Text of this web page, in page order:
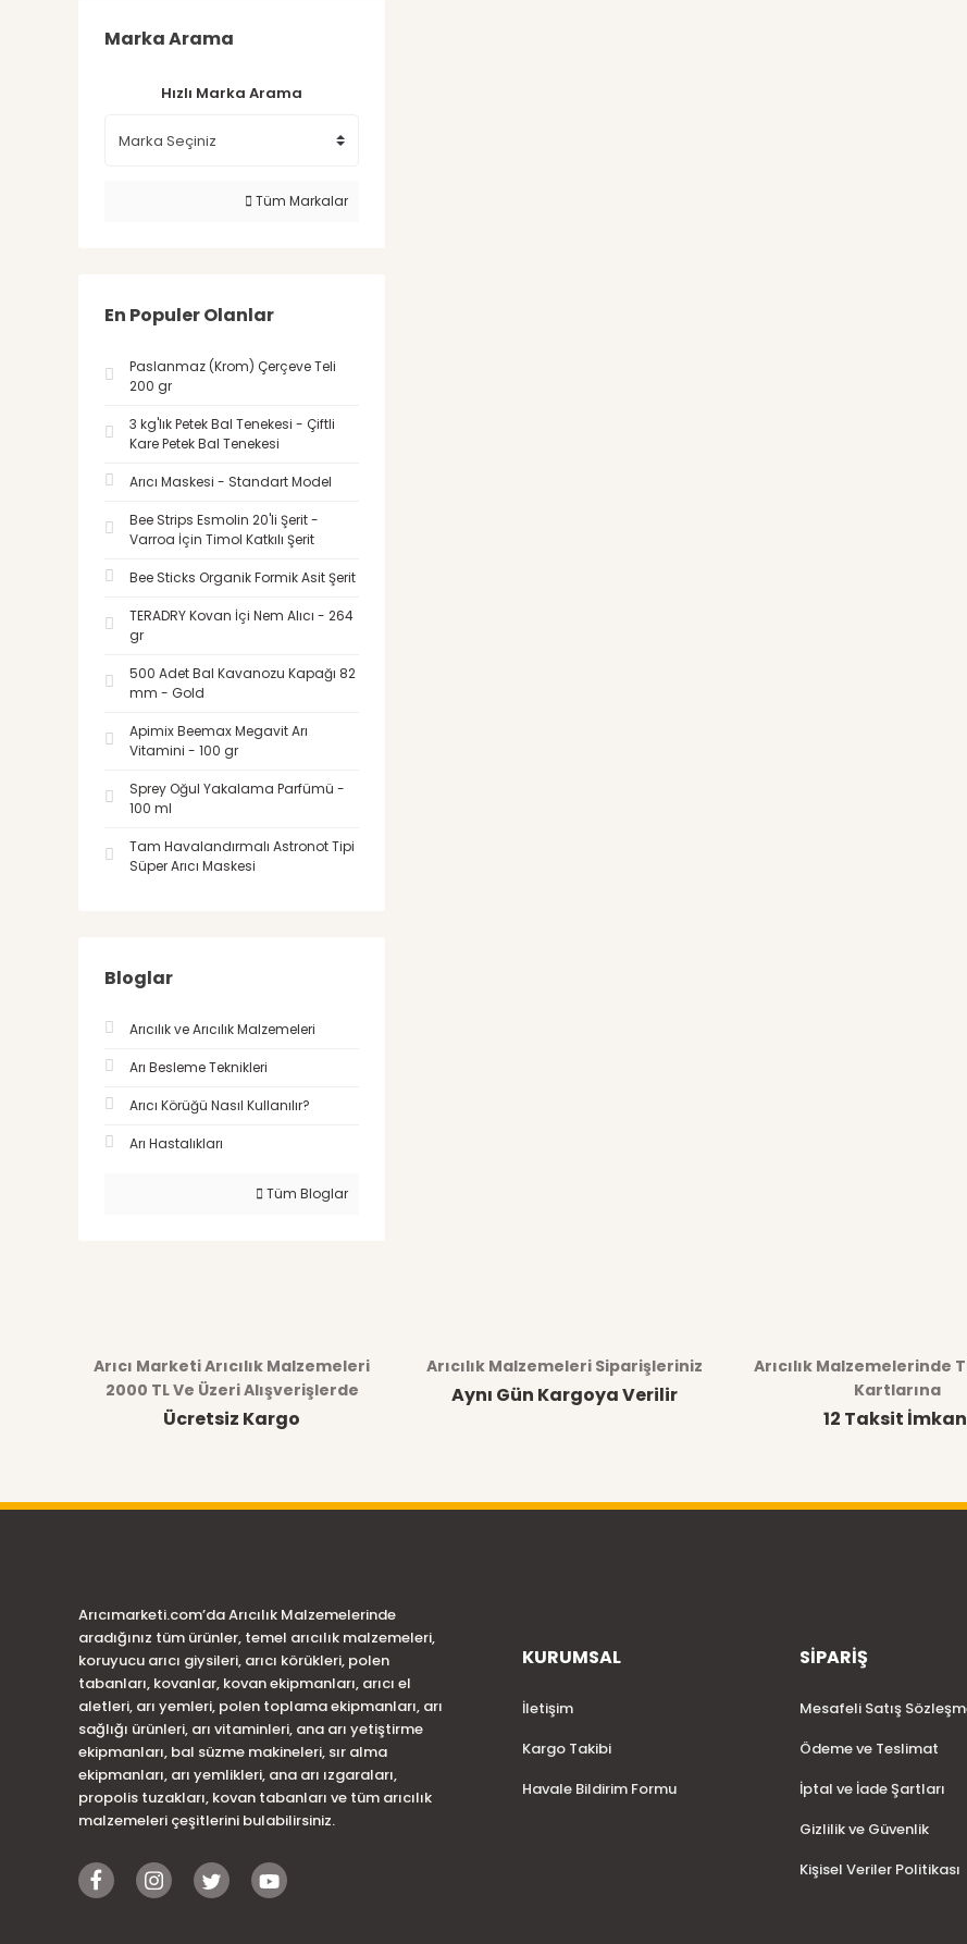
Marka Arama
Hızlı Marka Arama
Tüm Markalar
En Populer Olanlar
Paslanmaz (Krom) Çerçeve Teli
200 gr
3 kg'lık Petek Bal Tenekesi - Çiftli
Kare Petek Bal Tenekesi
Arıcı Maskesi - Standart Model
Bee Strips Esmolin 20'li Şerit -
Varroa İçin Timol Katkılı Şerit
Bee Sticks Organik Formik Asit Şerit
TERADRY Kovan İçi Nem Alıcı - 264
gr
500 Adet Bal Kavanozu Kapağı 82
mm - Gold
Apimix Beemax Megavit Arı
Vitamini - 100 gr
Sprey Oğul Yakalama Parfümü -
100 ml
Tam Havalandırmalı Astronot Tipi
Süper Arıcı Maskesi
Bloglar
Arıcılık ve Arıcılık Malzemeleri
Arı Besleme Teknikleri
Arıcı Körüğü Nasıl Kullanılır?
Arı Hastalıkları
Tüm Bloglar
Arıcı Marketi Arıcılık Malzemeleri
2000 TL Ve Üzeri Alışverişlerde
Ücretsiz Kargo
Arıcılık Malzemeleri Siparişleriniz
Aynı Gün Kargoya Verilir
Arıcılık Malzemelerinde
Kartlarına
12 Taksit
Arıcımarketi.com’da Arıcılık Malzemelerinde
aradığınız tüm ürünler, temel arıcılık malzemeleri,
koruyucu arıcı giysileri, arıcı körükleri, polen
tabanları, kovanlar, kovan ekipmanları, arıcı el
aletleri, arı yemleri, polen toplama ekipmanları, arı
sağlığı ürünleri, arı vitaminleri, ana arı yetiştirme
ekipmanları, bal süzme makineleri, sır alma
ekipmanları, arı yemlikleri, ana arı ızgaraları,
propolis tuzakları, kovan tabanları ve tüm arıcılık
malzemeleri çeşitlerini bulabilirsiniz.
KURUMSAL
İletişim
Kargo Takibi
Havale Bildirim Formu
SİPARİŞ
Mesafeli Satış
Ödeme ve Teslimat
İptal ve İade Şartları
Gizlilik ve Güvenlik
Kişisel Veriler Politikası